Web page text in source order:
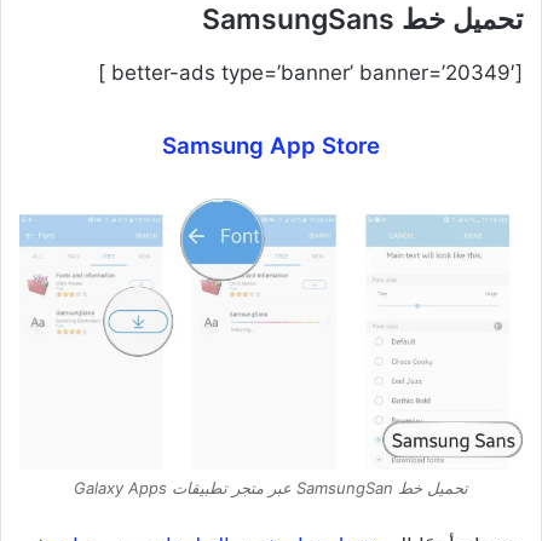
تحميل خط SamsungSans
[better-ads type=’banner’ banner=’20349′ ]
Samsung App Store
تحميل خط SamsungSan عبر متجر تطبيقات Galaxy Apps